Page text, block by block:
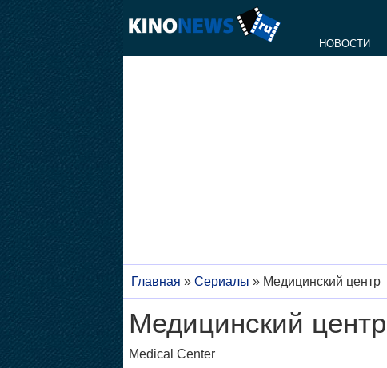
НОВОСТИ
Главная » Сериалы » Медицинский центр
Медицинский центр
Medical Center